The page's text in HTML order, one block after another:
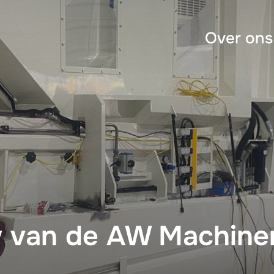
Over ons
de AW